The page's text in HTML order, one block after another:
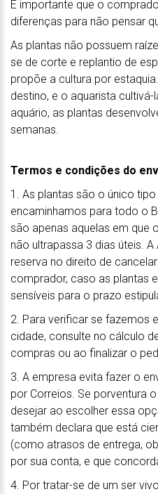
É importante que o
diferenças para não pensar
As plantas não possuem
se de corte e replantio de
propõe a cultura por
destino, e o aquarista
aquário, as plantas
semanas.
Termos e condições do
1. As plantas são o único
encaminhamos para todo o
são apenas aquelas em que
não ultrapassa 3 dias úteis.
reserva no direito de
comprador, caso as plantas
sensíveis para o prazo
2. Para verificar se fazemos
cidade, consulte no cálculo
compras ou ao finalizar o
3. A empresa evita fazer o
por Correios. Se porventura
desejar ao escolher essa
também declara que está
(como atrasos de entrega,
por sua conta, e que
4. Por tratar-se de um ser